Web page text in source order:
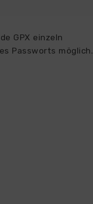
GPX einzeln
Passworts möglich.